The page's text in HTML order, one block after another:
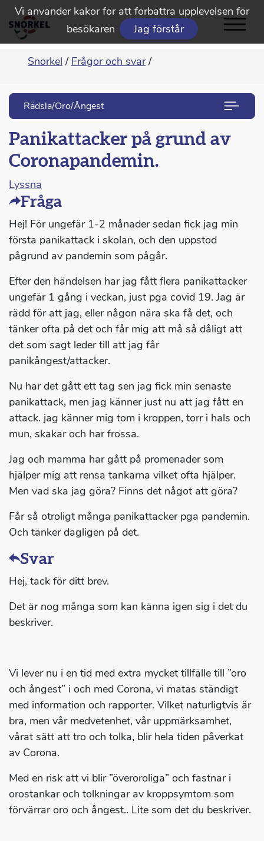
Vi använder kakor för att förbättra upplevelsen för
besökaren
Jag förstår
Snorkel / Frågor och svar /
Rädsla/Oro/Ångest
Panikattacker på grund av
Coronapandemin.
Lyssna
Fråga
Hej! För ungefär 1-2 månader sedan fick jag min
första panikattack i skolan, och den uppstod
pågrund av pandemin som pågår.
Efter den händelsen har jag fått flera panikattacker
ungefär 1 gång i veckan, just pga covid 19. Jag är
rädd för att jag, eller någon nära ska få det, och
tänker ofta på det och får mig att må så dåligt att
det som sagt leder till att jag får
panikångest/attacker.
Nu har det gått ett tag sen jag fick min senaste
panikattack, men jag känner just nu att jag fått en
attack. jag känner mig tom i kroppen, torr i hals och
mun, skakar och har frossa.
Jag och mamma har gått på promenader som
hjälper mig att rensa tankarna vilket ofta hjälper.
Men vad ska jag göra? Finns det något att göra?
Får så otroligt många panikattacker pga pandemin.
Och tänker dagligen på det.
Svar
Hej, tack för ditt brev.
Det är nog många som kan känna igen sig i det du
beskriver.
Vi lever nu i en tid med extra mycket tillfälle till ”oro
och ångest” i och med Corona, vi matas ständigt
med information och rapporter. Vilket naturligtvis är
bra, men vår medvetenhet, vår uppmärksamhet,
vårat sätt att tro och tolka, blir hela tiden påverkat
av Corona.
Med en risk att vi blir ”överoroliga” och fastnar i
orostankar och tolkningar av kroppsymtom som
förvärrar oro och ångest.. Lite som det du beskriver.